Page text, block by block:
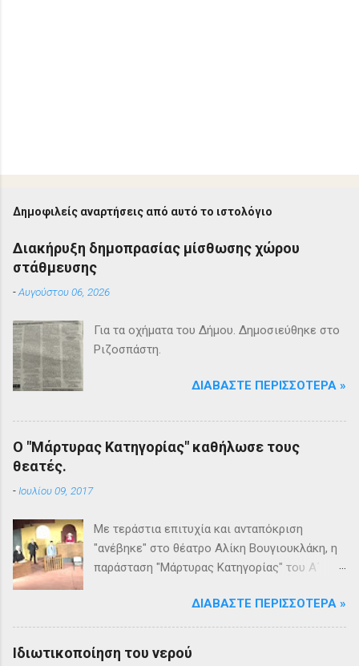
Δημοφιλείς αναρτήσεις από αυτό το ιστολόγιο
Διακήρυξη δημοπρασίας μίσθωσης χώρου
στάθμευσης
-Αυγούστου 06, 2026
Για τα οχήματα του Δήμου. Δημοσιεύθηκε στο
Ριζοσπάστη.
ΔΙΑΒΆΣΤΕ ΠΕΡΙΣΣΌΤΕΡΑ »
Ο "Μάρτυρας Κατηγορίας" καθήλωσε τους
θεατές.
-Ιουλίου 09, 2017
Με τεράστια επιτυχία και ανταπόκριση
"ανέβηκε" στο θέατρο Αλίκη Βουγιουκλάκη, η
παράσταση "Μάρτυρας Κατηγορίας" του Α΄
Βριλησσίων. Το θέατρο γέμισε και πάνω από
1500 θεατές και τις δύο βραδιές απόλαυσαν
κυριολεκτικά μία σπουδαία παράσταση
ΔΙΑΒΆΣΤΕ ΠΕΡΙΣΣΌΤΕΡΑ »
Ιδιωτικοποίηση του νερού